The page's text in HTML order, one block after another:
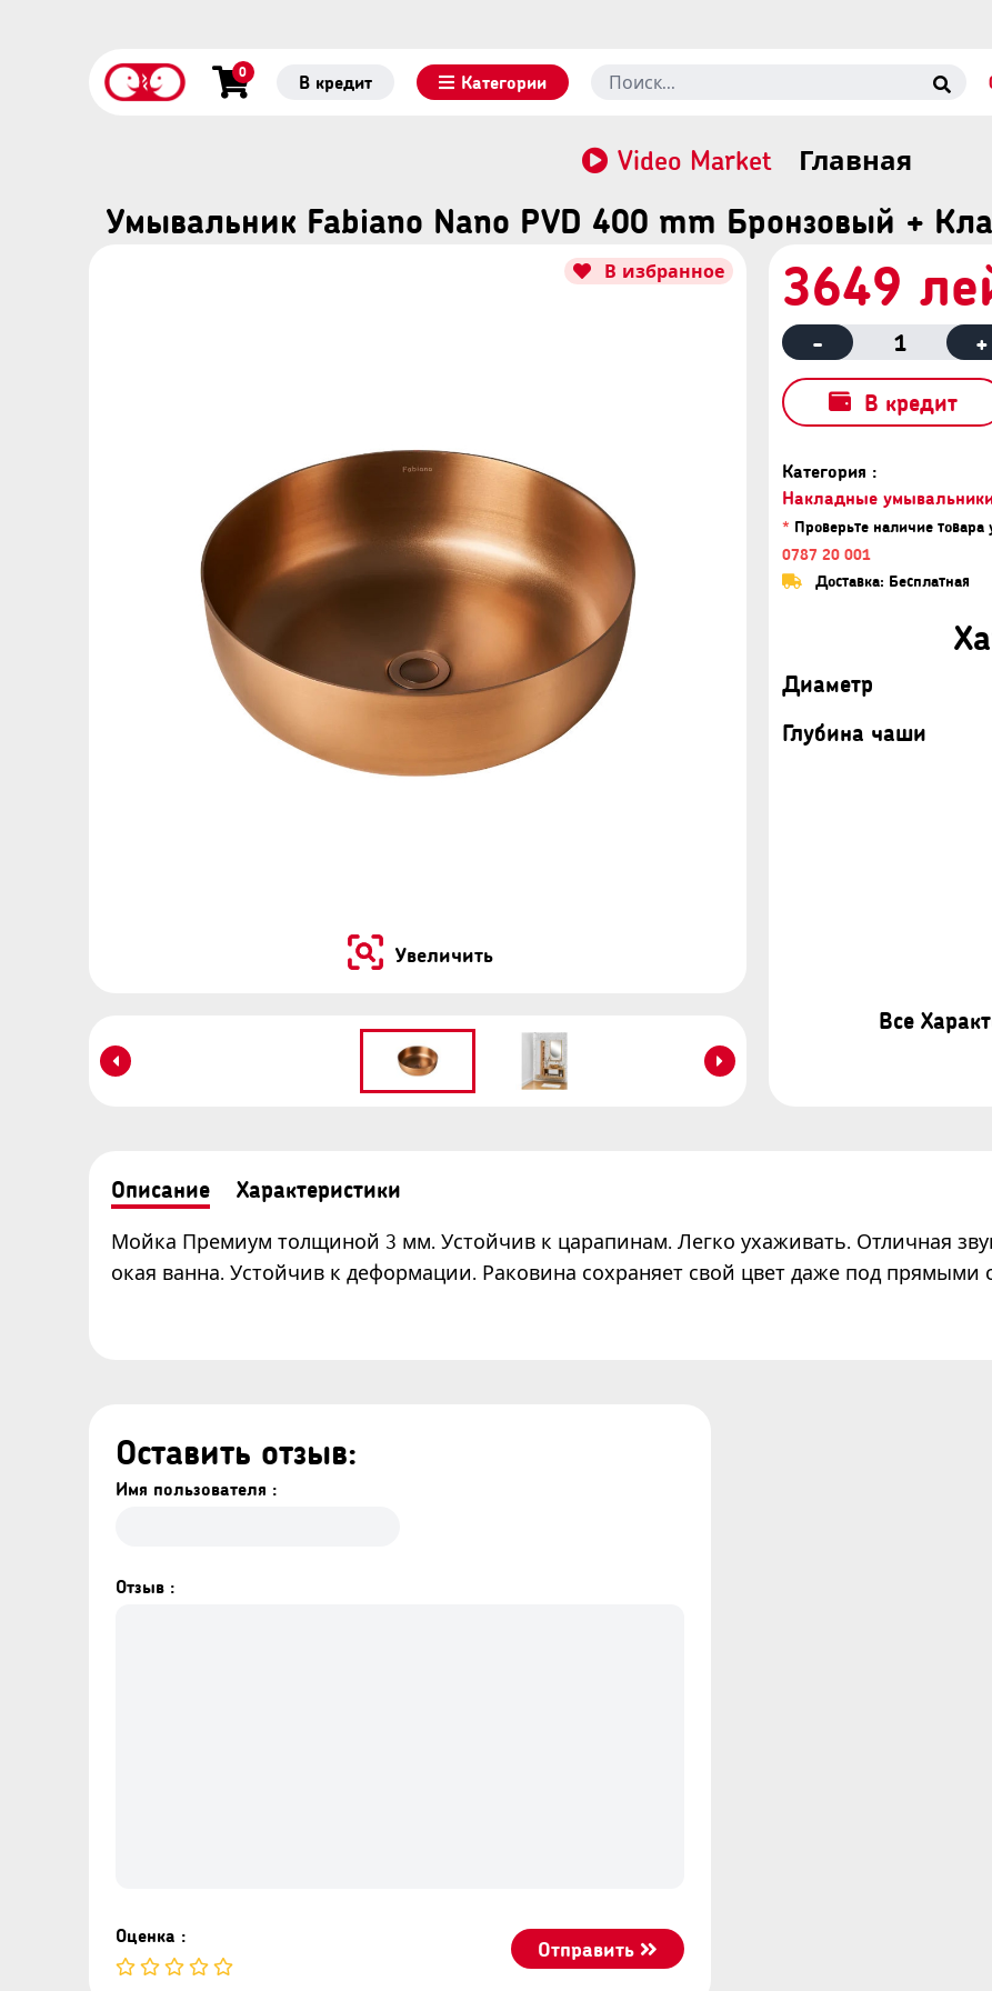
0 В кредит Категории
Video Market Главная
Умывальник Fabiano Nano PVD 400 mm Бронзовый +
В избранное
Увеличить
Категория :
Накладные
* Проверьте наличие
0787 20 001
Доставка: Бесплатная
3649
- 1 +
В кредит
Диаметр
Глубина чаши
Все
Описание Характеристики
Мойка Премиум толщиной 3 мм. Устойчив к царапинам. Легко ухаживать. Отличная
окая ванна. Устойчив к деформации. Раковина сохраняет свой цвет даже под
Оставить отзыв:
Имя пользователя :
Отзыв :
Оценка :
Отправить